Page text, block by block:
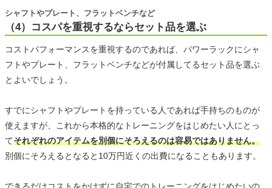
（4）コスパを重視するならセット品を選ぶ
シャフトやプレート、フラットベンチなど
コストパフォーマンスを重視するのであれば、パワーラックにシャ
フトやプレート、フラットベンチなどが付属してるセット品を選ぶ
とよいでしょう。
すでにシャフトやプレートを持っている人であれば手持ちのものが
使えますが、これから本格的なトレーニングをはじめたい人にとっ
てそれぞれのアイテムを別個にそろえるのは容易ではありません。
別個にそろえるとなると10万円近くの出費になることもあります。